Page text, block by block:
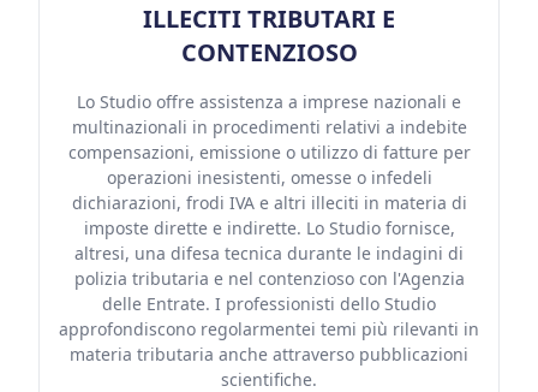
ILLECITI TRIBUTARI E
CONTENZIOSO
Lo Studio offre assistenza a imprese nazionali e
multinazionali in procedimenti relativi a indebite
compensazioni, emissione o utilizzo di fatture per
operazioni inesistenti, omesse o infedeli
dichiarazioni, frodi IVA e altri illeciti in materia di
imposte dirette e indirette. Lo Studio fornisce,
altresi, una difesa tecnica durante le indagini di
polizia tributaria e nel contenzioso con l'Agenzia
delle Entrate. I professionisti dello Studio
approfondiscono regolarmentei temi più rilevanti in
materia tributaria anche attraverso pubblicazioni
scientifiche.